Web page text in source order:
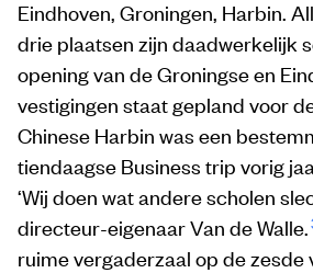
Eindhoven, Groningen, Harbin.
drie plaatsen zijn daadwerkelijk
opening van de Groningse en
vestigingen staat gepland voor
Chinese Harbin was een
tiendaagse Business trip vorig
‘Wij doen wat andere scholen
directeur-eigenaar Van de Walle.
ruime vergaderzaal op de zesde